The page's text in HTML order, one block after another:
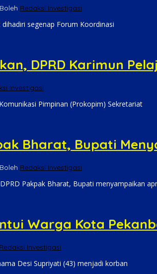
oleh Redaksi Investigasi
segenap Forum Koordinasi
DPRD Karimun
Investigasi
Pimpinan (Prokopim) Sekretariat
Bharat, Bupati
oleh Redaksi Investigasi
Pakpak Bharat, Bupati menyampaikan
Warga Kota
Redaksi Investigasi
Desi Supriyati (43) menjadi korban